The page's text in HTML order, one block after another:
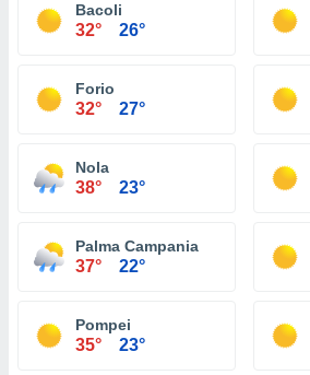
Bacoli
32° 26°
Forio
32° 27°
Nola
38° 23°
Palma Campania
37° 22°
Pompei
35° 23°